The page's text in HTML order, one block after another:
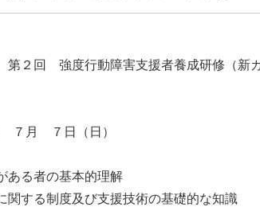
２回 強度行動障害支援者養成研修（新
月 ７日（日）
ある者の基本的理解
関する制度及び支援技術の基礎的な知識